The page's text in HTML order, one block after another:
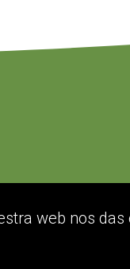
web nos